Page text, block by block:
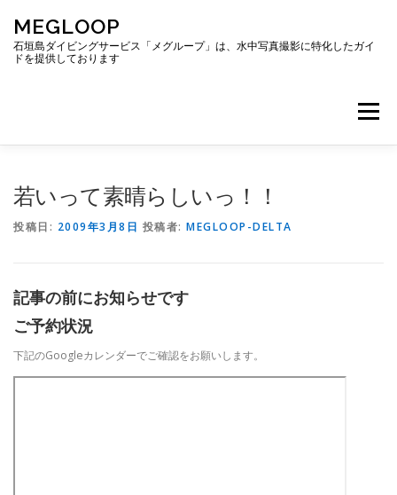
ッ
MEGLOOP
石垣島ダイビングサービス「メグループ」は、水中写真撮影に特化したガイ
ドを提供しております
メニュー
若いって素晴らしいっ！！
投稿日: 2009年3月8日 投稿者: MEGLOOP-DELTA
記事の前にお知らせです
ご予約状況
下記のGoogleカレンダーでご確認をお願いします。